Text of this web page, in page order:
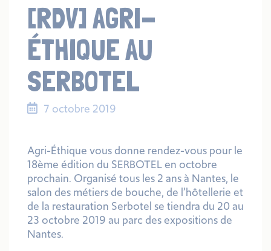
[RDV] AGRI-
ÉTHIQUE AU
SERBOTEL
7 octobre 2019
Agri-Éthique vous donne rendez-vous pour le
18ème édition du SERBOTEL en octobre
prochain. Organisé tous les 2 ans à Nantes, le
salon des métiers de bouche, de l’hôtellerie et
de la restauration Serbotel se tiendra du 20 au
23 octobre 2019 au parc des expositions de
Nantes.